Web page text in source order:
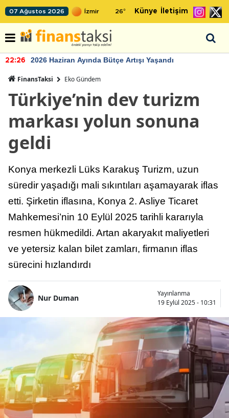
07 Ağustos 2026 26° Künye İletişim
22:26 2026 Haziran Ayında Bütçe Artışı Yaşandı
FinansTaksi Eko Gündem
Türkiye’nin dev turizm
markası yolun sonuna
geldi
Konya merkezli Lüks Karakuş Turizm, uzun
süredir yaşadığı mali sıkıntıları aşamayarak iflas
etti. Şirketin iflasına, Konya 2. Asliye Ticaret
Mahkemesi’nin 10 Eylül 2025 tarihli kararıyla
resmen hükmedildi. Artan akaryakıt maliyetleri
ve yetersiz kalan bilet zamları, firmanın iflas
sürecini hızlandırdı
Nur Duman
Yayınlanma
19 Eylül 2025 - 10:31